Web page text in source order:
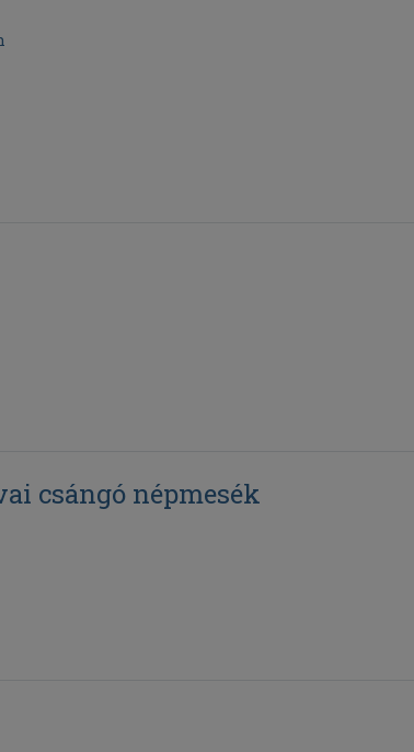
csángó népmesék